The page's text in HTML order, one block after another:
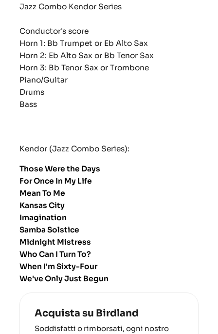
Jazz Combo Kendor Series
Conductor's score
Horn 1: Bb Trumpet or Eb Alto Sax
Horn 2: Eb Alto Sax or Bb Tenor Sax
Horn 3: Bb Tenor Sax or Trombone
Piano/Guitar
Drums
Bass
Kendor (Jazz Combo Series):
Those Were the Days
For Once In My Life
Mean To Me
Kansas City
Imagination
Samba Solstice
Midnight Mistress
Who Can I Turn To?
When I'm Sixty-Four
We've Only Just Begun
Acquista su Birdland
Soddisfatti o rimborsati, ogni nostro